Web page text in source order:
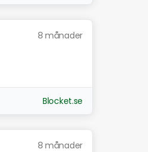
8 månader
Blocket.se
8 månader